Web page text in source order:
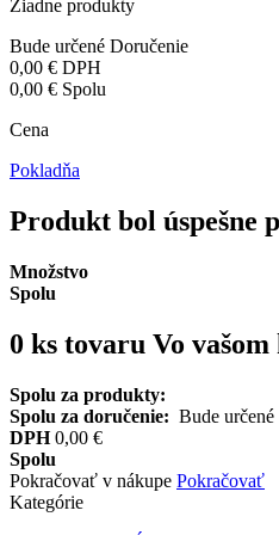
Žiadne produkty
Bude určené Doručenie
0,00 € DPH
0,00 € Spolu
Cena
Pokladňa
Produkt bol úspešne
Množstvo
Spolu
0 ks tovaru Vo
Spolu za produkty:
Spolu za doručenie: Bude určené
DPH 0,00 €
Spolu
Pokračovať v nákupe Pokračovať
Kategórie